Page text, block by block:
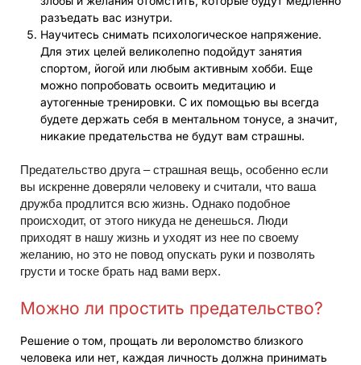
разъедать вас изнутри.
Научитесь снимать психологическое напряжение.
Для этих целей великолепно подойдут занятия
спортом, йогой или любым активным хобби. Еще
можно попробовать освоить медитацию и
аутогенные тренировки. С их помощью вы всегда
будете держать себя в ментальном тонусе, а значит,
никакие предательства не будут вам страшны.
Предательство друга – страшная вещь, особенно если
вы искренне доверяли человеку и считали, что ваша
дружба продлится всю жизнь. Однако подобное
происходит, от этого никуда не денешься. Люди
приходят в нашу жизнь и уходят из нее по своему
желанию, но это не повод опускать руки и позволять
грусти и тоске брать над вами верх.
Можно ли простить предательство?
Решение о том, прощать ли вероломство близкого
человека или нет, каждая личность должна принимать